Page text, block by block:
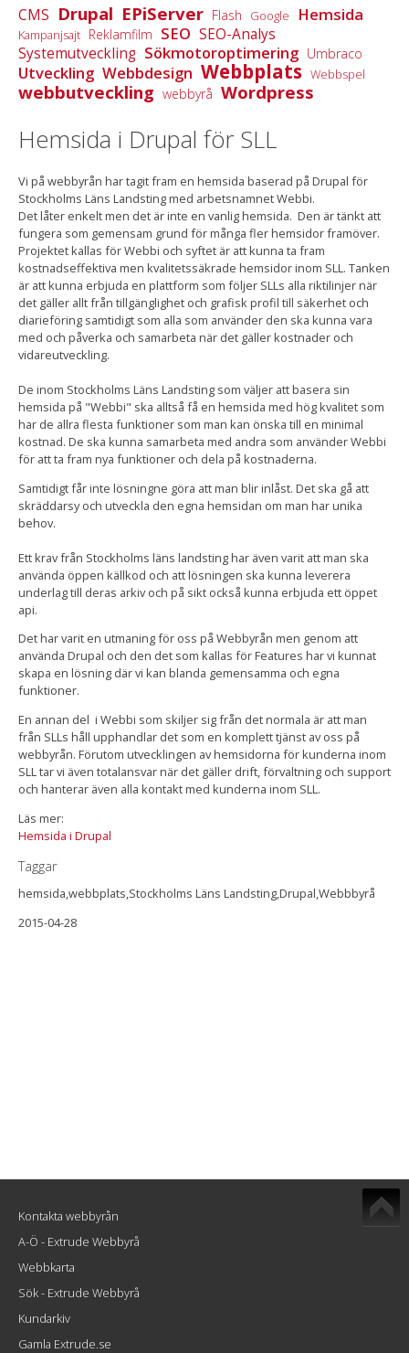
CMS Drupal EPiServer Flash Google Hemsida
Kampanjsajt Reklamfilm SEO SEO-Analys
Systemutveckling Sökmotoroptimering Umbraco
Utveckling Webbdesign Webbplats Webbspel
webbutveckling webbyrå Wordpress
Hemsida i Drupal för SLL
Vi på webbyrån har tagit fram en hemsida baserad på Drupal för
Stockholms Läns Landsting med arbetsnamnet Webbi.
Det låter enkelt men det är inte en vanlig hemsida. Den är tänkt att
fungera som gemensam grund för många fler hemsidor framöver.
Projektet kallas för Webbi och syftet är att kunna ta fram
kostnadseffektiva men kvalitetssäkrade hemsidor inom SLL. Tanken
är att kunna erbjuda en plattform som följer SLLs alla riktilinjer när
det gäller allt från tillgänglighet och grafisk profil till säkerhet och
diarieföring samtidigt som alla som använder den ska kunna vara
med och påverka och samarbeta när det gäller kostnader och
vidareutveckling.
De inom Stockholms Läns Landsting som väljer att basera sin
hemsida på "Webbi" ska alltså få en hemsida med hög kvalitet som
har de allra flesta funktioner som man kan önska till en minimal
kostnad. De ska kunna samarbeta med andra som använder Webbi
för att ta fram nya funktioner och dela på kostnaderna.
Samtidigt får inte lösningne göra att man blir inlåst. Det ska gå att
skräddarsy och utveckla den egna hemsidan om man har unika
behov.
Ett krav från Stockholms läns landsting har även varit att man ska
använda öppen källkod och att lösningen ska kunna leverera
underlag till deras arkiv och på sikt också kunna erbjuda ett öppet
api.
Det har varit en utmaning för oss på Webbyrån men genom att
använda Drupal och den det som kallas för Features har vi kunnat
skapa en lösning där vi kan blanda gemensamma och egna
funktioner.
En annan del i Webbi som skiljer sig från det normala är att man
från SLLs håll upphandlar det som en komplett tjänst av oss på
webbyrån. Förutom utvecklingen av hemsidorna för kunderna inom
SLL tar vi även totalansvar när det gäller drift, förvaltning och support
och hanterar även alla kontakt med kunderna inom SLL.
Läs mer:
Hemsida i Drupal
Taggar
hemsida,webbplats,Stockholms Läns Landsting,Drupal,Webbbyrå
2015-04-28
Kontakta webbyrån
A-Ö - Extrude Webbyrå
Webbkarta
Sök - Extrude Webbyrå
Kundarkiv
Gamla Extrude.se